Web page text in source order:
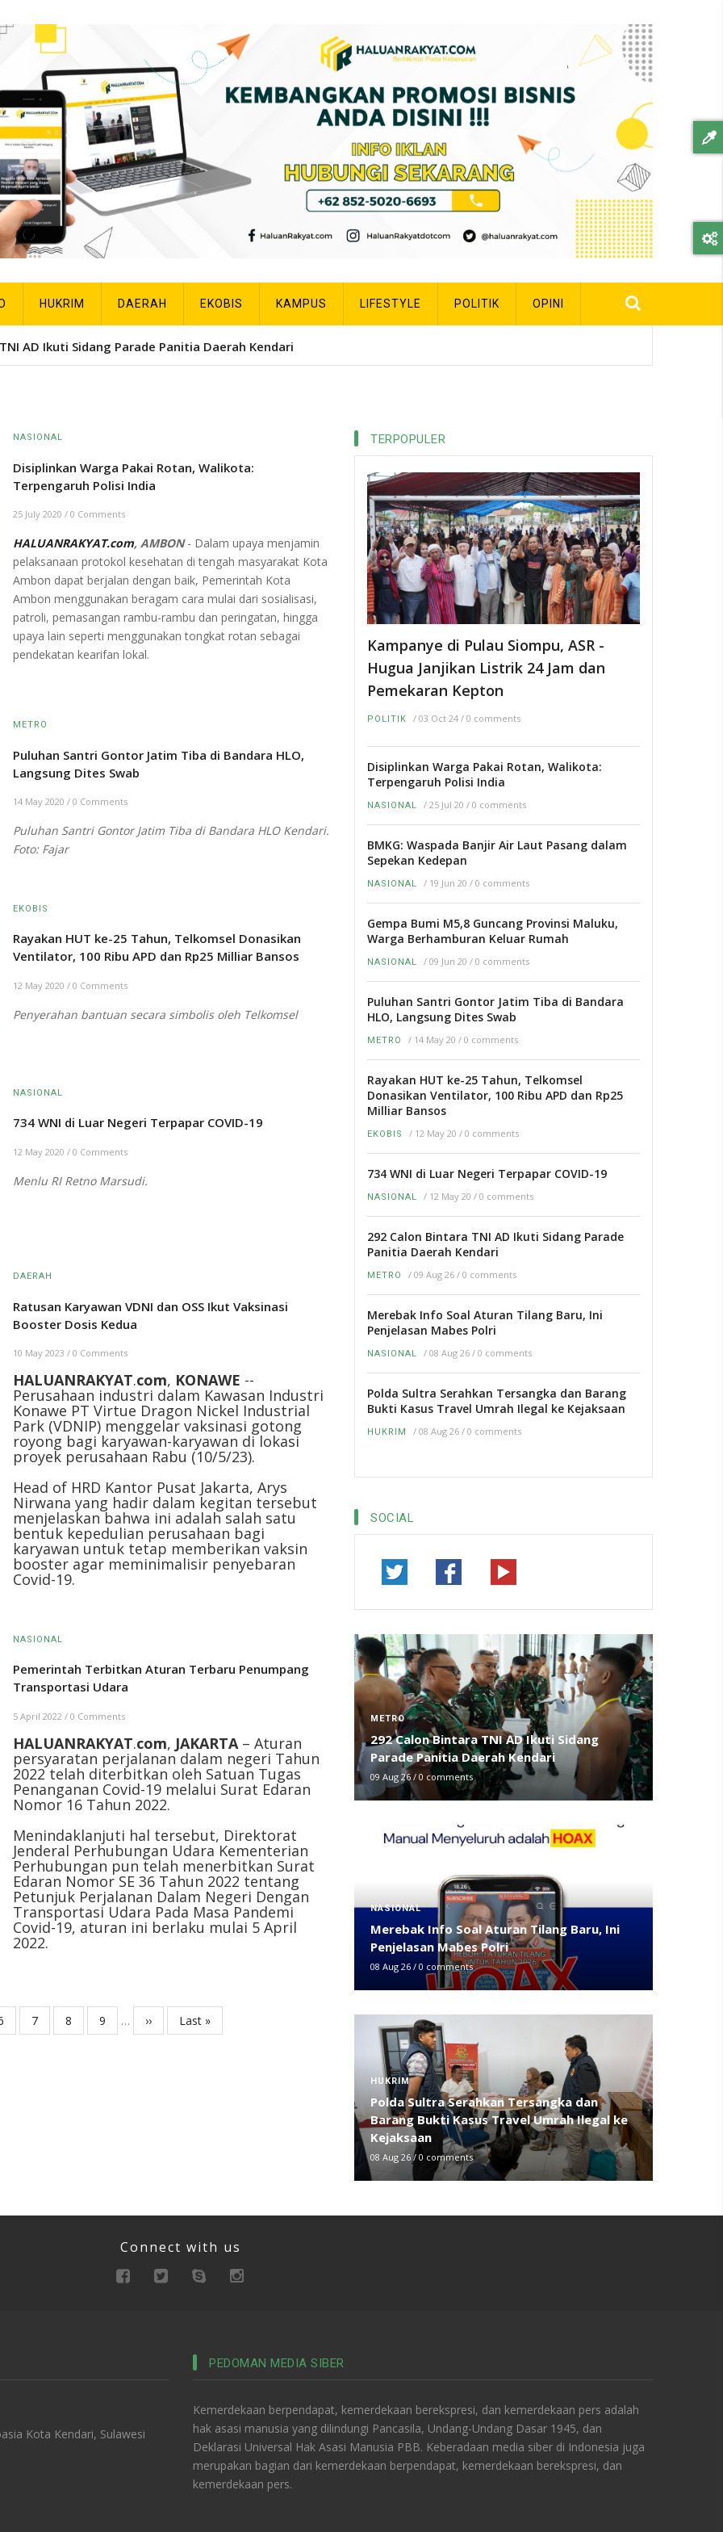
HUKRIM DAERAH EKOBIS KAMPUS LIFESTYLE POLITIK OPINI
AD Ikuti Sidang Parade Panitia Daerah Kendari
NASIONAL
Disiplinkan Warga Pakai Rotan, Walikota:
Terpengaruh Polisi India
25 July 2020 / 0 Comments
HALUANRAKYAT.com, AMBON- Dalam upaya menjamin
pelaksanaan protokol kesehatan di tengah masyarakat Kota
Ambon dapat berjalan dengan baik, Pemerintah Kota
Ambon menggunakan beragam cara mulai dari sosialisasi,
patroli, pemasangan rambu-rambu dan peringatan, hingga
upaya lain seperti menggunakan tongkat rotan sebagai
pendekatan kearifan lokal.
METRO
Puluhan Santri Gontor Jatim Tiba di Bandara HLO,
Langsung Dites Swab
14 May 2020 / 0 Comments
Puluhan Santri Gontor Jatim Tiba di Bandara HLO Kendari.
Foto: Fajar
EKOBIS
Rayakan HUT ke-25 Tahun, Telkomsel Donasikan
Ventilator, 100 Ribu APD dan Rp25 Milliar Bansos
12 May 2020 / 0 Comments
Penyerahan bantuan secara simbolis oleh Telkomsel
NASIONAL
734 WNI di Luar Negeri Terpapar COVID-19
12 May 2020 / 0 Comments
Menlu RI Retno Marsudi.
DAERAH
Ratusan Karyawan VDNI dan OSS Ikut Vaksinasi
Booster Dosis Kedua
10 May 2023 / 0 Comments
HALUANRAKYAT.com, KONAWE --
Perusahaan industri dalam Kawasan Industri
Konawe PT Virtue Dragon Nickel Industrial
Park (VDNIP) menggelar vaksinasi gotong
royong bagi karyawan-karyawan di lokasi
proyek perusahaan Rabu (10/5/23).
Head of HRD Kantor Pusat Jakarta, Arys
Nirwana yang hadir dalam kegitan tersebut
menjelaskan bahwa ini adalah salah satu
bentuk kepedulian perusahaan bagi
karyawan untuk tetap memberikan vaksin
booster agar meminimalisir penyebaran
Covid-19.
NASIONAL
Pemerintah Terbitkan Aturan Terbaru Penumpang
Transportasi Udara
5 April 2022 / 0 Comments
HALUANRAKYAT.com, JAKARTA– Aturan
persyaratan perjalanan dalam negeri Tahun
2022 telah diterbitkan oleh Satuan Tugas
Penanganan Covid-19 melalui Surat Edaran
Nomor 16 Tahun 2022.
Menindaklanjuti hal tersebut, Direktorat
Jenderal Perhubungan Udara Kementerian
Perhubungan pun telah menerbitkan Surat
Edaran Nomor SE 36 Tahun 2022 tentang
Petunjuk Perjalanan Dalam Negeri Dengan
Transportasi Udara Pada Masa Pandemi
Covid-19, aturan ini berlaku mulai 5 April
2022.
Page
7 Page
8 Page
9 …
Next
page
››
Last
page
Last »
TERPOPULER
Kampanye di Pulau Siompu, ASR -
Hugua Janjikan Listrik 24 Jam dan
Pemekaran Kepton
POLITIK / 03 Oct 24 / 0 comments
Disiplinkan Warga Pakai Rotan, Walikota:
Terpengaruh Polisi India
NASIONAL / 25 Jul 20 / 0 comments
BMKG: Waspada Banjir Air Laut Pasang dalam
Sepekan Kedepan
NASIONAL / 19 Jun 20 / 0 comments
Gempa Bumi M5,8 Guncang Provinsi Maluku,
Warga Berhamburan Keluar Rumah
NASIONAL / 09 Jun 20 / 0 comments
Puluhan Santri Gontor Jatim Tiba di Bandara
HLO, Langsung Dites Swab
METRO / 14 May 20 / 0 comments
Rayakan HUT ke-25 Tahun, Telkomsel
Donasikan Ventilator, 100 Ribu APD dan Rp25
Milliar Bansos
EKOBIS / 12 May 20 / 0 comments
734 WNI di Luar Negeri Terpapar COVID-19
NASIONAL / 12 May 20 / 0 comments
292 Calon Bintara TNI AD Ikuti Sidang Parade
Panitia Daerah Kendari
METRO / 09 Aug 26 / 0 comments
Merebak Info Soal Aturan Tilang Baru, Ini
Penjelasan Mabes Polri
NASIONAL / 08 Aug 26 / 0 comments
Polda Sultra Serahkan Tersangka dan Barang
Bukti Kasus Travel Umrah Ilegal ke Kejaksaan
HUKRIM / 08 Aug 26 / 0 comments
SOCIAL
METRO
292 Calon Bintara TNI AD Ikuti Sidang
Parade Panitia Daerah Kendari
09 Aug 26 / 0 comments
NASIONAL
Merebak Info Soal Aturan Tilang Baru, Ini
Penjelasan Mabes Polri
08 Aug 26 / 0 comments
HUKRIM
Polda Sultra Serahkan Tersangka dan
Barang Bukti Kasus Travel Umrah Ilegal ke
Kejaksaan
08 Aug 26/ 0 comments
Connect with us
Kota Kendari, Sulawesi
PEDOMAN MEDIA SIBER
Kemerdekaan berpendapat, kemerdekaan berekspresi, dan kemerdekaan pers adalah
hak asasi manusia yang dilindungi Pancasila, Undang-Undang Dasar 1945, dan
Deklarasi Universal Hak Asasi Manusia PBB. Keberadaan media siber di Indonesia juga
merupakan bagian dari kemerdekaan berpendapat, kemerdekaan berekspresi, dan
kemerdekaan pers.